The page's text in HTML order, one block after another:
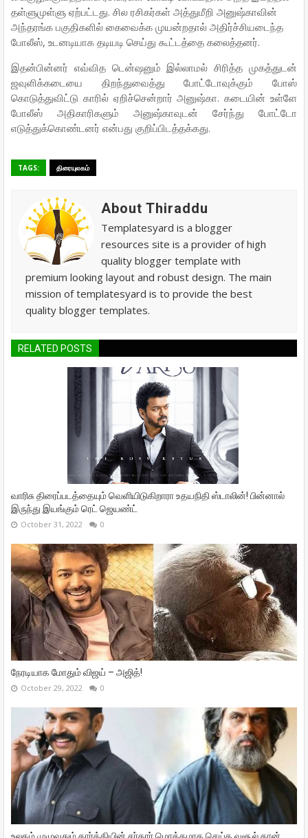
தள்ளுமுள்ளு ஏற்பட்டது. சில ரசிகர்கள் அத்துமீறி அனுஷ்காவின்
அந்தரங்க பகுதிகளில் கைவைக்க முயன்றதால் அதிர்ச்சியடைந்த
போலீஸ், உடனடியாக தடியடி செய்து கூட்டத்தை கலைத்தனர்.
இதன்பின்னர் எவ்வித டென்ஷனும் இல்லாமல் சிரித்த முகத்துடன்
ஜவுளிக்கடையை திறந்துவைத்து போட்டோவுக்கும் போஸ்
கொடுத்துவிட்டு காரில் ஏறிச்சென்றார் அனுஷ்கா. கடையின் உள்ளே
போலீஸ் அதிகாரிகளும் அனுஷ்காவுடன் சேர்ந்து போட்டோ
எடுத்துக்கொண்டனர் என்பது குறிப்பிடத்தக்கது.
TAGS: திரையுலகம்
About Thiraddu
Templatesyard is a blogger
resources site is a provider of high
quality blogger template with
premium looking layout and robust design. The main
mission of templatesyard is to provide the best
quality blogger templates.
RELATED POSTS
வாரிசு திரைப்படத்தையும் வெளியிடுகிறாரா உதயநிதி ஸ்டாலின்! பின்னால்
இருந்து இயங்கும் ரெட் ஜெயண்ட்
October 31, 2022 0
நேரடியாக மோதும் விஜய் – அஜித்!
October 29, 2022 0